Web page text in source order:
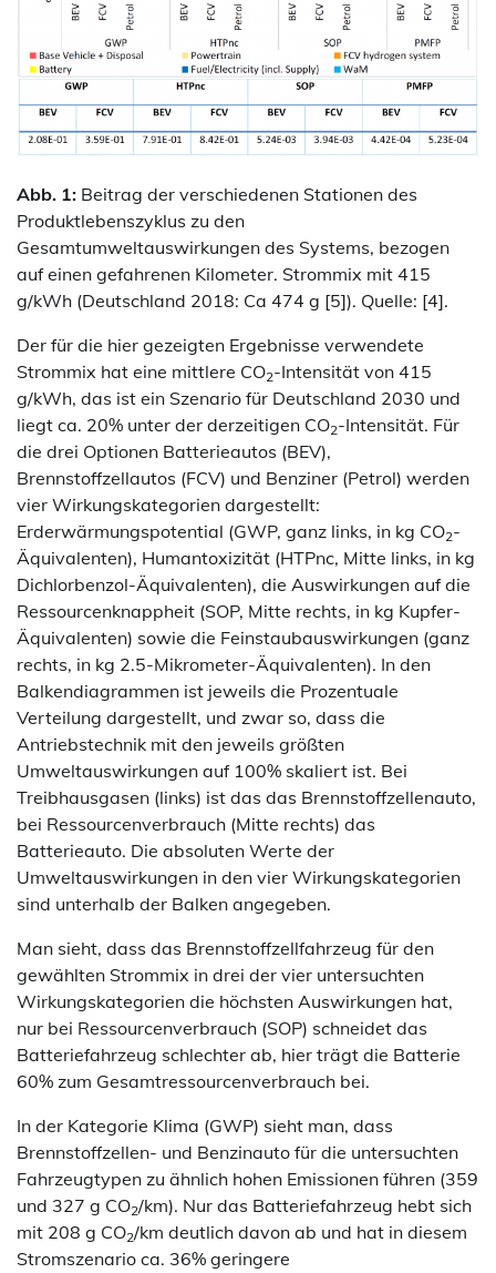
Abb. 1: Beitrag der verschiedenen Stationen des
Produktlebenszyklus zu den
Gesamtumweltauswirkungen des Systems, bezogen
auf einen gefahrenen Kilometer. Strommix mit 415
g/kWh (Deutschland 2018: Ca 474 g [5]). Quelle: [4].
Der für die hier gezeigten Ergebnisse verwendete
Strommix hat eine mittlere CO2-Intensität von 415
g/kWh, das ist ein Szenario für Deutschland 2030 und
liegt ca. 20% unter der derzeitigen CO2-Intensität. Für
die drei Optionen Batterieautos (BEV),
Brennstoffzellautos (FCV) und Benziner (Petrol) werden
vier Wirkungskategorien dargestellt:
Erderwärmungspotential (GWP, ganz links, in kg CO2-
Äquivalenten), Humantoxizität (HTPnc, Mitte links, in kg
Dichlorbenzol-Äquivalenten), die Auswirkungen auf die
Ressourcenknappheit (SOP, Mitte rechts, in kg Kupfer-
Äquivalenten) sowie die Feinstaubauswirkungen (ganz
rechts, in kg 2.5-Mikrometer-Äquivalenten). In den
Balkendiagrammen ist jeweils die Prozentuale
Verteilung dargestellt, und zwar so, dass die
Antriebstechnik mit den jeweils größten
Umweltauswirkungen auf 100% skaliert ist. Bei
Treibhausgasen (links) ist das das Brennstoffzellenauto,
bei Ressourcenverbrauch (Mitte rechts) das
Batterieauto. Die absoluten Werte der
Umweltauswirkungen in den vier Wirkungskategorien
sind unterhalb der Balken angegeben.
Man sieht, dass das Brennstoffzellfahrzeug für den
gewählten Strommix in drei der vier untersuchten
Wirkungskategorien die höchsten Auswirkungen hat,
nur bei Ressourcenverbrauch (SOP) schneidet das
Batteriefahrzeug schlechter ab, hier trägt die Batterie
60% zum Gesamtressourcenverbrauch bei.
In der Kategorie Klima (GWP) sieht man, dass
Brennstoffzellen- und Benzinauto für die untersuchten
Fahrzeugtypen zu ähnlich hohen Emissionen führen (359
und 327 g CO2/km). Nur das Batteriefahrzeug hebt sich
mit 208 g CO2/km deutlich davon ab und hat in diesem
Stromszenario ca. 36% geringere